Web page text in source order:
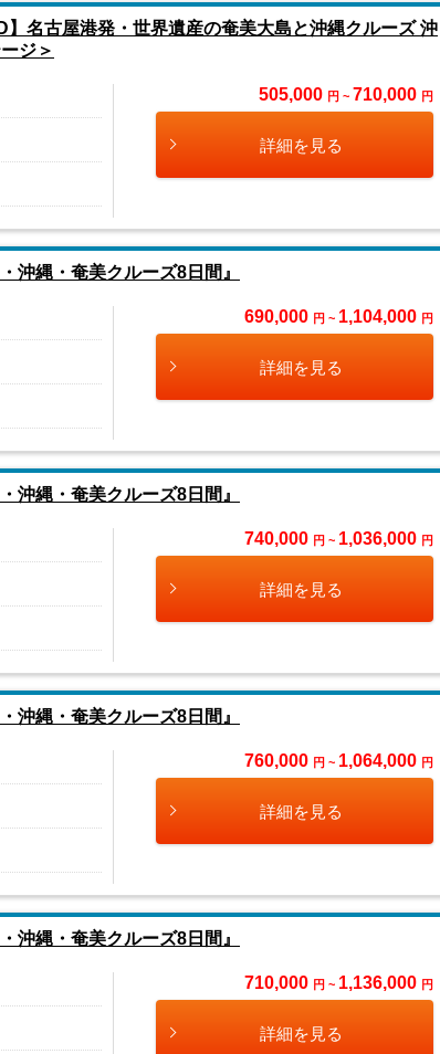
】名古屋港発・世界遺産の奄美大島と沖縄クルーズ 沖
ジ＞
505,000 円 ~ 710,000 円
詳細を見る
沖縄・奄美クルーズ8日間』
690,000 円 ~ 1,104,000 円
詳細を見る
沖縄・奄美クルーズ8日間』
740,000 円 ~ 1,036,000 円
詳細を見る
沖縄・奄美クルーズ8日間』
760,000 円 ~ 1,064,000 円
詳細を見る
沖縄・奄美クルーズ8日間』
710,000 円 ~ 1,136,000 円
詳細を見る